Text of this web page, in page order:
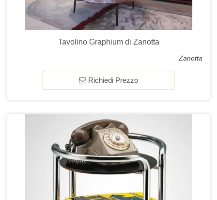
Tavolino Graphium di Zanotta
Zanotta
Richiedi Prezzo